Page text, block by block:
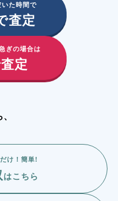
た時間で
査定
ぎの場合は
定
け！簡単!
はこちら